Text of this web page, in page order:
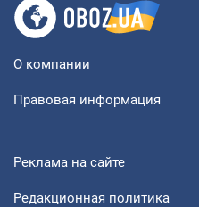
О компании
Правовая информация
Реклама на сайте
Редакционная политика